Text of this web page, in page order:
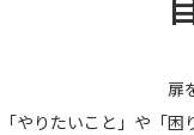
扉
「やりたいこと」や「